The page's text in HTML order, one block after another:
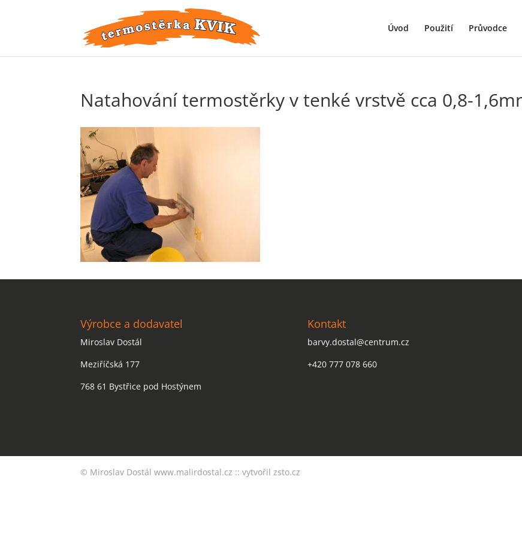
Úvod Použití Průvodce
Natahování termostěrky v tenké vrstvě cca 0,8-
Výrobce a dodavatel
Miroslav Dostál
Meziříčská 177
768 61 Bystřice pod Hostýnem
Kontakt
barvy.dostal@centrum.cz
+420 777 078 660
© Miroslav Dostálwww.malirdostal.cz ::vytvořil zsto.cz